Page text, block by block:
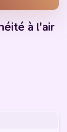
à l'air